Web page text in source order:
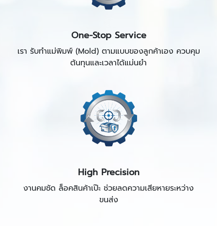
One-Stop Service
เรา รับทำแม่พิมพ์ (Mold) ตามแบบของลูกค้าเอง ควบคุม
ต้นทุนและเวลาได้แม่นยำ
High Precision
งานคมชัด ล็อคสินค้าเป๊ะ ช่วยลดความเสียหายระหว่าง
ขนส่ง